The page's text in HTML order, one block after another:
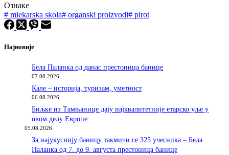
Ознаке
# mlekarska skola# organski proizvodi# pirot
Најновије
Бела Паланка од данас престоница банице
07.08.2026
Кале – историја, туризам, уметност
06.08.2026
Биљке из Тамњанице дају најквалитетније етарско уље у
овом делу Европе
05.08.2026
За најукуснију баницу такмичи се 325 учесника – Бела
Паланка од 7. до 9. августа престоница банице